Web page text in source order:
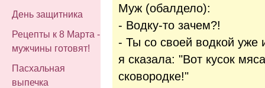
День защитника
Рецепты к 8 Марта -
мужчины готовят!
Пасхальная
выпечка
Муж (обалдело):
- Водку-то зачем?!
- Ты со своей водкой уже
я сказала: "Вот кусок
сковородке!"